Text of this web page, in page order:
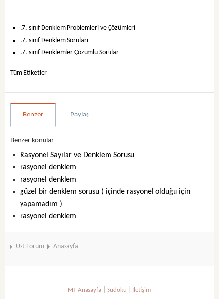
.7. sınıf Denklem Problemleri ve Çözümleri
.7. sınıf Denklem Soruları
.7. sınıf Denklemler Çözümlü Sorular
Tüm Etiketler
Benzer Paylaş
Benzer konular
Rasyonel Sayılar ve Denklem Sorusu
rasyonel denklem
rasyonel denklem
güzel bir denklem sorusu ( içinde rasyonel olduğu için
yapamadım )
rasyonel denklem
Üst Forum Anasayfa
MT Anasayfa |Sudoku İletişim